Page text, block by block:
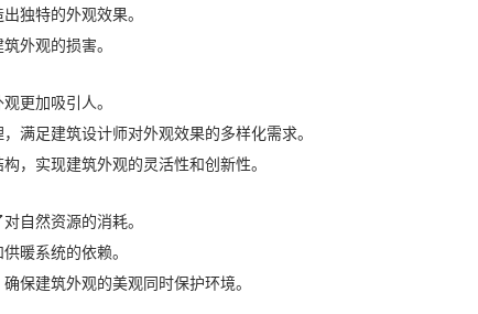
独特的外观效果。
外观的损害。
更加吸引人。
满足建筑设计师对外观效果的多样化需求。
，实现建筑外观的灵活性和创新性。
自然资源的消耗。
暖系统的依赖。
保建筑外观的美观同时保护环境。